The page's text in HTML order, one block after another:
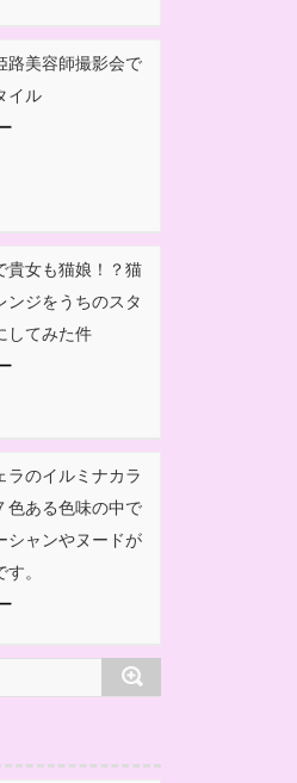
路美容師撮影会で
イル
貴女も猫娘！？猫
ンジをうちのスタ
してみた件
ラのイルミナカラ
色ある色味の中で
シャンやヌードが
。